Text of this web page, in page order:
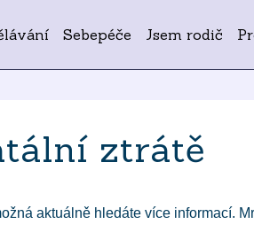
Sebepéče Jsem rodič
ztrátě
aktuálně hledáte více informací.